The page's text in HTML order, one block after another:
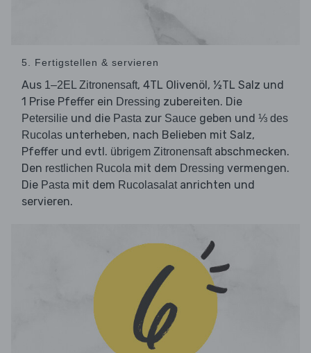
5. Fertigstellen & servieren
Aus 1–2EL Zitronensaft, 4TL Olivenöl, ½TL Salz und
1 Prise Pfeffer ein Dressing zubereiten. Die
Petersilie und die Pasta zur Sauce geben und ⅓ des
Rucolas unterheben, nach Belieben mit Salz,
Pfeffer und evtl. übrigem Zitronensaftabschmecken.
Den restlichen Rucola mit dem Dressing vermengen.
Die Pasta mit dem Rucolasalatanrichten und
servieren.